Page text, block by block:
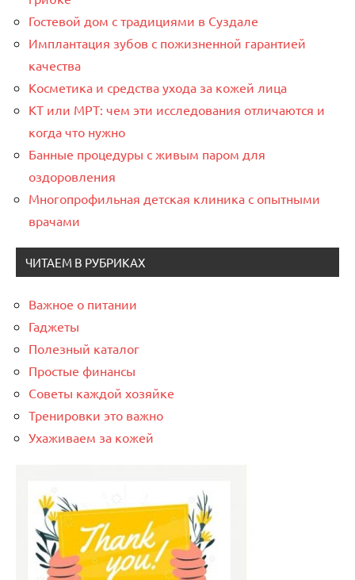
Гостевой дом с традициями в Суздале
Имплантация зубов с пожизненной гарантией
качества
Косметика и средства ухода за кожей лица
КТ или МРТ: чем эти исследования отличаются и
когда что нужно
Банные процедуры с живым паром для
оздоровления
Многопрофильная детская клиника с опытными
врачами
ЧИТАЕМ В РУБРИКАХ
Важное о питании
Гаджеты
Полезный каталог
Простые финансы
Советы каждой хозяйке
Тренировки это важно
Ухаживаем за кожей